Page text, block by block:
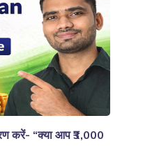
करें- “क्या आप ₹3,000